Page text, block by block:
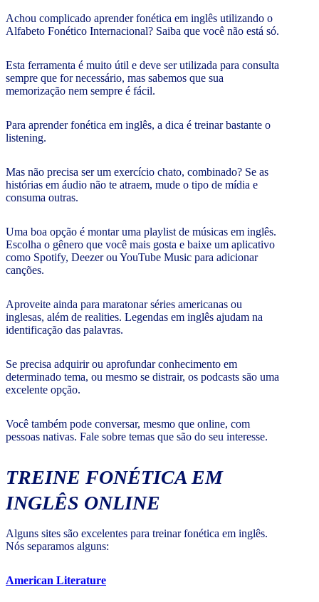
Achou complicado aprender fonética em inglês utilizando o
Alfabeto Fonético Internacional? Saiba que você não está só.
Esta ferramenta é muito útil e deve ser utilizada para consulta
sempre que for necessário, mas sabemos que sua
memorização nem sempre é fácil.
Para aprender fonética em inglês, a dica é treinar bastante o
listening.
Mas não precisa ser um exercício chato, combinado? Se as
histórias em áudio não te atraem, mude o tipo de mídia e
consuma outras.
Uma boa opção é montar uma playlist de músicas em inglês.
Escolha o gênero que você mais gosta e baixe um aplicativo
como Spotify, Deezer ou YouTube Music para adicionar
canções.
Aproveite ainda para maratonar séries americanas ou
inglesas, além de realities. Legendas em inglês ajudam na
identificação das palavras.
Se precisa adquirir ou aprofundar conhecimento em
determinado tema, ou mesmo se distrair, os podcasts são uma
excelente opção.
Você também pode conversar, mesmo que online, com
pessoas nativas. Fale sobre temas que são do seu interesse.
TREINE FONÉTICA EM
INGLÊS ONLINE
Alguns sites são excelentes para treinar fonética em inglês.
Nós separamos alguns:
American Literature